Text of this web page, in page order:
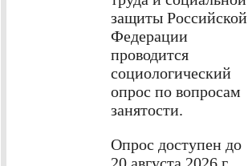
защиты Российской
Федерации
проводится
социологический
опрос по вопросам
занятости.
Опрос доступен до